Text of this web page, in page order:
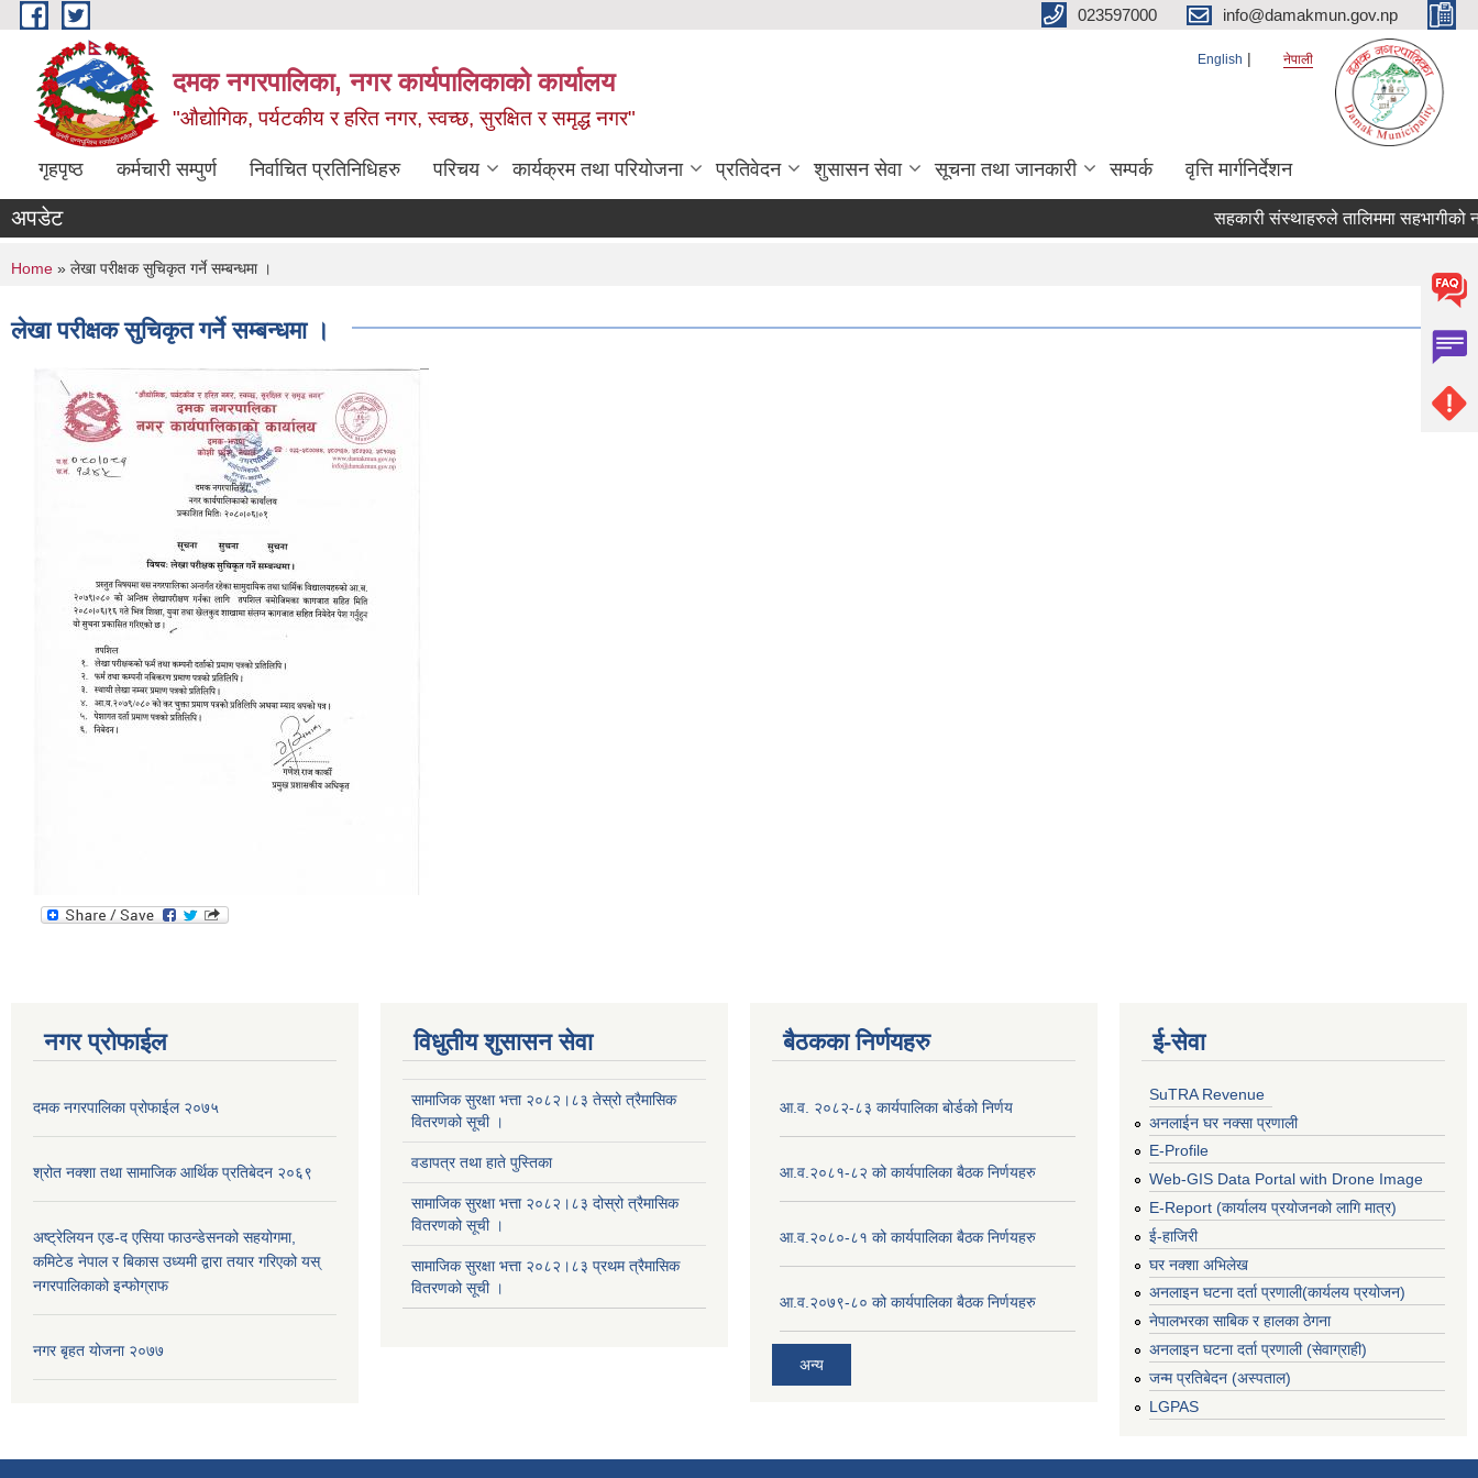
Skip to main content 023597000 info@damakmun.gov.np
दमक नगरपालिका, नगर कार्यपालिकाको कार्यालय
"औद्योगिक, पर्यटकीय र हरित नगर, स्वच्छ, सुरक्षित र समृद्ध नगर"
English नेपाली
गृहपृष्ठ कर्मचारी सम्पुर्ण निर्वाचित प्रतिनिधिहरु परिचय कार्यक्रम तथा परियोजना प्रतिवेदन शुसासन सेवा सूचना तथा जानकारी सम्पर्क वृत्ति मार्गनिर्देशन
अपडेट सहकारी संस्थाहरुले तालिममा सहभागीको
You are here
Home » लेखा परीक्षक सुचिकृत गर्ने सम्बन्धमा ।
लेखा परीक्षक सुचिकृत गर्ने सम्बन्धमा ।
नगर प्रोफाईल
दमक नगरपालिका प्रोफाईल २०७५
श्रोत नक्शा तथा सामाजिक आर्थिक प्रतिबेदन २०६९
अष्ट्रेलियन एड-द एसिया फाउन्डेसनको सहयोगमा,
कमिटेड नेपाल र बिकास उध्यमी द्वारा तयार गरिएको यस्
नगरपालिकाको इन्फोग्राफ
नगर बृहत योजना २०७७
विधुतीय शुसासन सेवा
सामाजिक सुरक्षा भत्ता २०८२।८३ तेस्रो त्रैमासिक
वितरणको सूची ।
वडापत्र तथा हाते पुस्तिका
सामाजिक सुरक्षा भत्ता २०८२।८३ दोस्रो त्रैमासिक
वितरणको सूची ।
सामाजिक सुरक्षा भत्ता २०८२।८३ प्रथम त्रैमासिक
वितरणको सूची ।
बैठकका निर्णयहरु
आ.व. २०८२-८३ कार्यपालिका बोर्डको निर्णय
आ.व.२०८१-८२ को कार्यपालिका बैठक निर्णयहरु
आ.व.२०८०-८१ को कार्यपालिका बैठक निर्णयहरु
आ.व.२०७९-८० को कार्यपालिका बैठक निर्णयहरु
अन्य
ई‍-सेवा
SuTRA Revenue
अनलाईन घर नक्सा प्रणाली
E-Profile
Web-GIS Data Portal with Drone Image
E-Report (कार्यालय प्रयोजनको लागि मात्र)
ई-हाजिरी
घर नक्शा अभिलेख
अनलाइन घटना दर्ता प्रणाली(कार्यलय प्रयोजन)
नेपालभरका साबिक र हालका ठेगना
अनलाइन घटना दर्ता प्रणाली (सेवाग्राही)
जन्म प्रतिबेदन (अस्पताल)
LGPAS